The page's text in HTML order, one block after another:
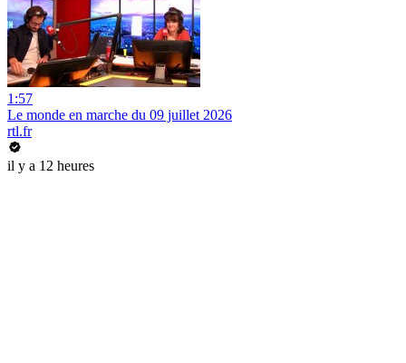
1:57
Le monde en marche du 09 juillet 2026
rtl.fr
il y a 12 heures